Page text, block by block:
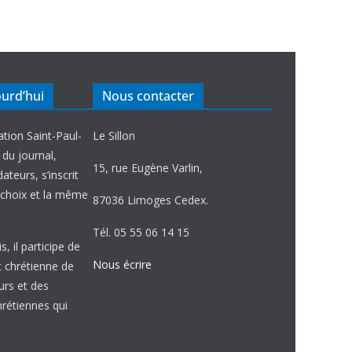
Saint-Paul-
journal,
s’inscrit
et la même
il participe de
chrétienne de
et des
qui
Nous contacter
Le Sillon
15, rue Eugène Varlin,
87036 Limoges Cedex.
Tél. 05 55 06 14 15
Nous écrire